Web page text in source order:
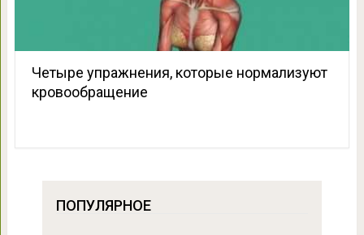
Четыре упражнения, которые нормализуют
кровообращение
ПОПУЛЯРНОЕ